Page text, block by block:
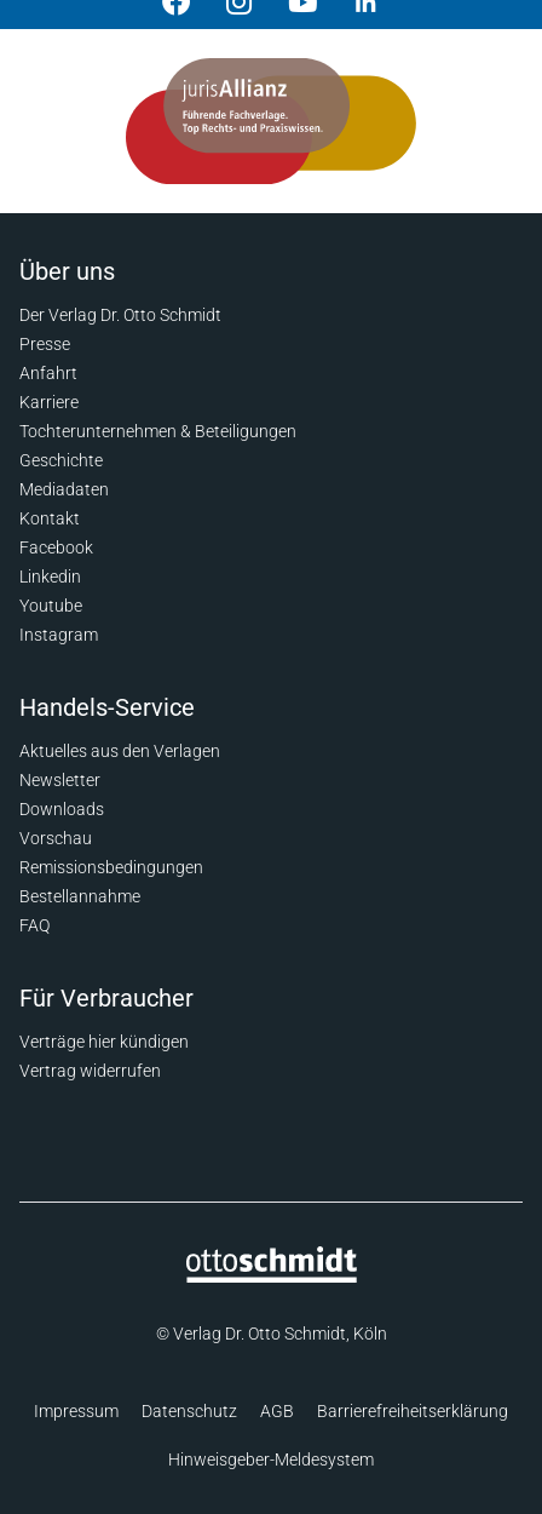
Über uns
Der Verlag Dr. Otto Schmidt
Presse
Anfahrt
Karriere
Tochterunternehmen & Beteiligungen
Geschichte
Mediadaten
Kontakt
Facebook
Linkedin
Youtube
Instagram
Handels-Service
Aktuelles aus den Verlagen
Newsletter
Downloads
Vorschau
Remissionsbedingungen
Bestellannahme
FAQ
Für Verbraucher
Verträge hier kündigen
Vertrag widerrufen
© Verlag Dr. Otto Schmidt, Köln
Impressum Datenschutz AGB Barrierefreiheitserklärung
Hinweisgeber-Meldesystem